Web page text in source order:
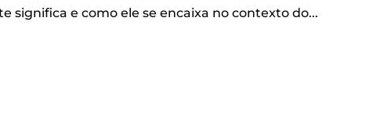
significa e como ele se encaixa no contexto do...